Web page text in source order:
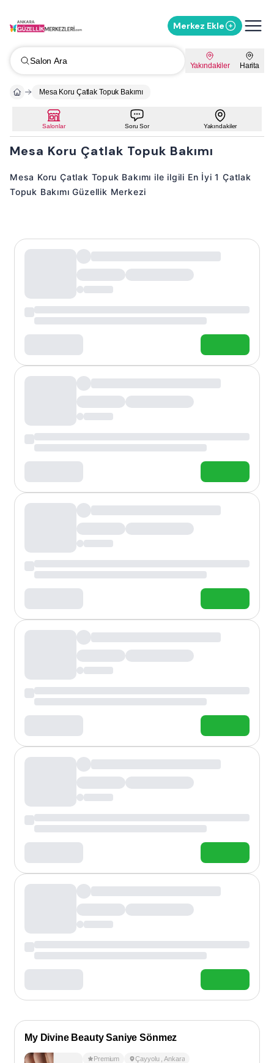
Merkez Ekle
Salon Ara Yakındakiler Harita
Mesa Koru Çatlak Topuk Bakımı
Salonlar Soru Sor Yakındakiler
Mesa Koru Çatlak Topuk Bakımı
Mesa Koru Çatlak Topuk Bakımı ile ilgili En İyi 1 Çatlak
Topuk Bakımı Güzellik Merkezi
My Divine Beauty Saniye Sönmez
Premium Çayyolu ,Ankara